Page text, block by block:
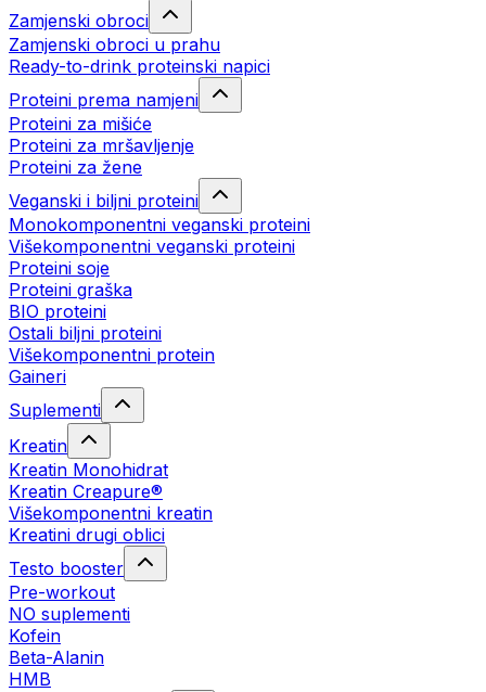
Zamjenski obroci
Zamjenski obroci u prahu
Ready-to-drink proteinski napici
Proteini prema namjeni
Proteini za mišiće
Proteini za mršavljenje
Proteini za žene
Veganski i biljni proteini
Monokomponentni veganski proteini
Višekomponentni veganski proteini
Proteini soje
Proteini graška
BIO proteini
Ostali biljni proteini
Višekomponentni protein
Gaineri
Suplementi
Kreatin
Kreatin Monohidrat
Kreatin Creapure®
Višekomponentni kreatin
Kreatini drugi oblici
Testo booster
Pre-workout
NO suplementi
Kofein
Beta-Alanin
HMB